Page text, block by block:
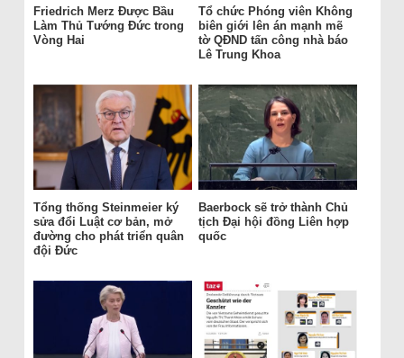
Friedrich Merz Được Bầu
Làm Thủ Tướng Đức trong
Vòng Hai
Tổ chức Phóng viên Không
biên giới lên án mạnh mẽ
tờ QĐND tấn công nhà báo
Lê Trung Khoa
Tổng thống Steinmeier ký
sửa đổi Luật cơ bản, mở
đường cho phát triển quân
đội Đức
Baerbock sẽ trở thành Chủ
tịch Đại hội đồng Liên hợp
quốc